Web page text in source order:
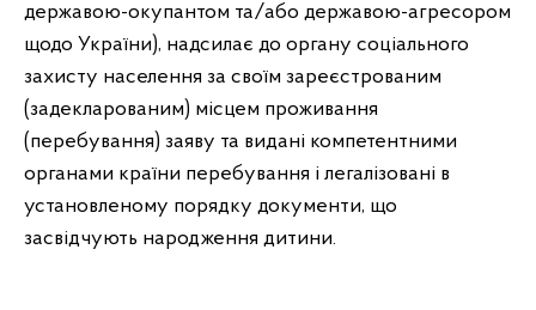
державою-окупантом та/або державою-агресором
щодо України), надсилає до органу соціального
захисту населення за своїм зареєстрованим
(задекларованим) місцем проживання
(перебування) заяву та видані компетентними
органами країни перебування і легалізовані в
установленому порядку документи, що
засвідчують народження дитини.